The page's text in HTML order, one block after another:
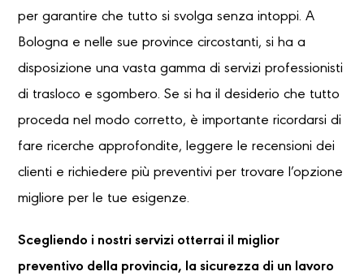
per garantire che tutto si svolga senza intoppi. A
Bologna e nelle sue province circostanti, si ha a
disposizione una vasta gamma di servizi professionisti
di trasloco e sgombero. Se si ha il desiderio che tutto
proceda nel modo corretto, è importante ricordarsi di
fare ricerche approfondite, leggere le recensioni dei
clienti e richiedere più preventivi per trovare l’opzione
migliore per le tue esigenze.
Scegliendo i nostri servizi otterrai il miglior
preventivo della provincia, la sicurezza di un lavoro